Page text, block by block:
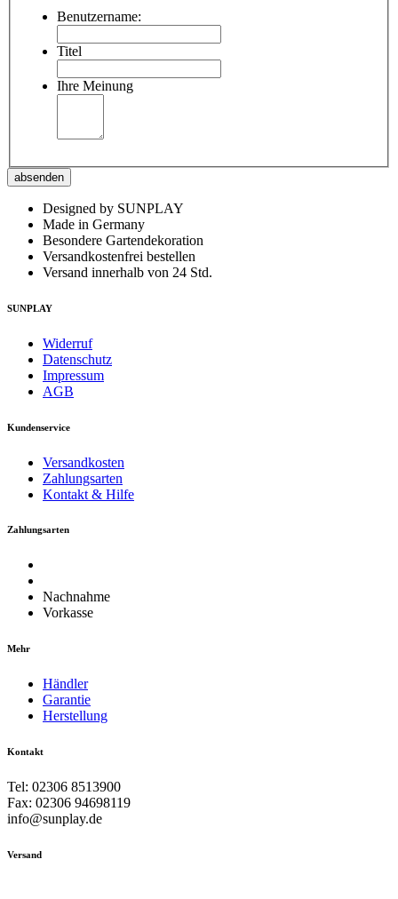
Benutzername:
Titel
Ihre Meinung
absenden
Designed by SUNPLAY
Made in Germany
Besondere Gartendekoration
Versandkostenfrei bestellen
Versand innerhalb von 24 Std.
SUNPLAY
Widerruf
Datenschutz
Impressum
AGB
Kundenservice
Versandkosten
Zahlungsarten
Kontakt & Hilfe
Zahlungsarten
Nachnahme
Vorkasse
Mehr
Händler
Garantie
Herstellung
Kontakt
Tel: 02306 8513900
Fax: 02306 94698119
info@sunplay.de
Versand